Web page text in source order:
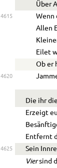
Über
4615
Wenn
Allen
Eilet
Ob er
4620
Die ihr
Erzeigt
Entfernt
4625 Sein
Viersind